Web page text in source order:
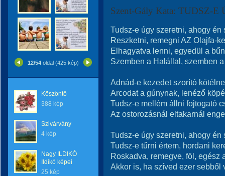
12/54 oldal (425 kép)
Köszöntő
388 kép
Szivárvány
4 kép
Nagy ILDIKÓ
Ildikó képei
25 kép
Szent-Gály Kata: TUDSZ-E
Tudsz-e úgy szeretni, ahogy én
Reszketni, remegni AZ Olajfa-
Elhagyatva lenni, egyedül a
Szemben a Halállal, szemben
Adnád-e kezedet szorító
Arcodat a gúnynak, lenéző
Tudsz-e mellém állni fojtogató
Az ostorozásnál eltakarnál
Tudsz-e úgy szeretni, ahogy én
Tudsz-e tűrni értem, hordani
Roskadva, remegve, föl, egész
Akkor is, ha szíved ezer sebből